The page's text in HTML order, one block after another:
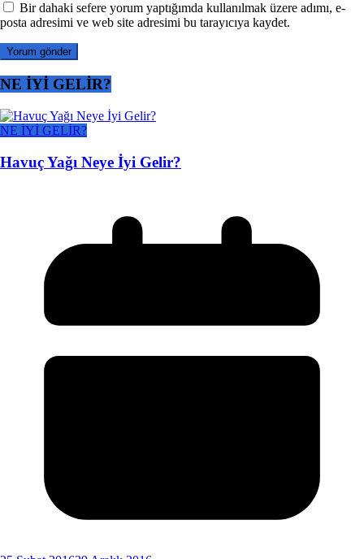
Bir dahaki sefere yorum yaptığımda kullanılmak üzere adımı, e-
posta adresimi ve web site adresimi bu tarayıcıya kaydet.
NE İYİ GELİR?
NE İYİ GELİR?
Havuç Yağı Neye İyi Gelir?